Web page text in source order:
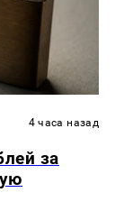
4 часа назад
за